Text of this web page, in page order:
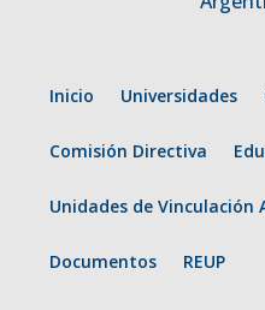
Inicio Universidades
Comisión Directiva
Unidades de Vinculación
Documentos REUP